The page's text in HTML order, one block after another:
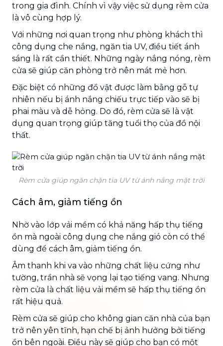
trong gia đình. Chính vì vậy việc sử dụng rèm cửa
là vô cùng hợp lý.
Với những nơi quan trọng như phòng khách thì
công dụng che nắng, ngăn tia UV, điều tiết ánh
sáng là rất cần thiết. Những ngày nắng nóng, rèm
cửa sẽ giúp căn phòng trở nên mát mẻ hơn.
Đặc biệt có những đồ vật được làm bằng gỗ tự
nhiên nếu bị ánh nắng chiếu trực tiếp vào sẽ bị
phai màu và dễ hỏng. Do đó, rèm cửa sẽ là vật
dụng quan trọng giúp tăng tuổi thọ của đồ nội
thất.
Rèm cửa giúp ngăn chặn tia UV từ ánh nắng mặt trời
Cách âm, giảm tiếng ồn
Nhờ vào lớp vải mềm có khả năng hấp thụ tiếng
ồn mà ngoài công dụng che nắng gió còn có thể
dùng để cách âm, giảm tiếng ồn.
Âm thanh khi va vào những chất liệu cứng như
tường, trần nhà sẽ vọng lại tạo tiếng vang. Nhưng
rèm cửa là chất liệu vải mềm sẽ hấp thụ tiếng ồn
rất hiệu quả.
Rèm cửa sẽ giúp cho không gian căn nhà của bạn
trở nên yên tĩnh, hạn chế bị ảnh hưởng bởi tiếng
ồn bên ngoài. Điều này sẽ giúp cho bạn có một